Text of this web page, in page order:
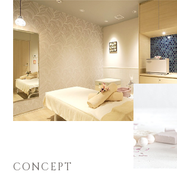
CONCEPT